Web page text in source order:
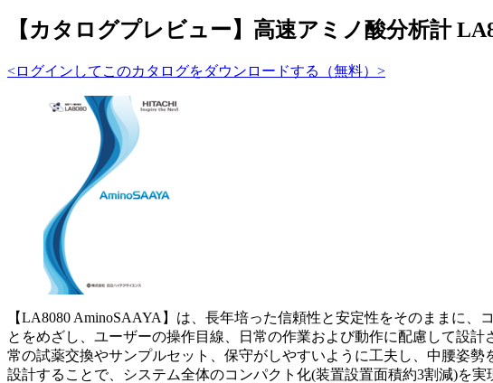
【カタログプレビュー】高速アミノ酸分析計
<ログインしてこのカタログをダウンロードする（無料）>
【LA8080 AminoSAAYA】は、長年培った信頼性と安定性をそのままに
とをめざし、ユーザーの操作目線、日常の作業および動作に配慮して設
常の試薬交換やサンプルセット、保守がしやすいように工夫し、中腰姿
設計することで、システム全体のコンパクト化(装置設置面積約3割減)を